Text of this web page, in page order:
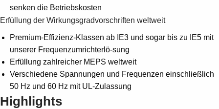
senken die Betriebskosten
Erfüllung der Wirkungsgradvorschriften weltweit
Premium-Effizienz-Klassen ab IE3 und sogar bis zu IE5 mit
unserer Frequenzumrichterlö-sung
Erfüllung zahlreicher MEPS weltweit
Verschiedene Spannungen und Frequenzen einschließlich
50 Hz und 60 Hz mit UL-Zulassung
Highlights